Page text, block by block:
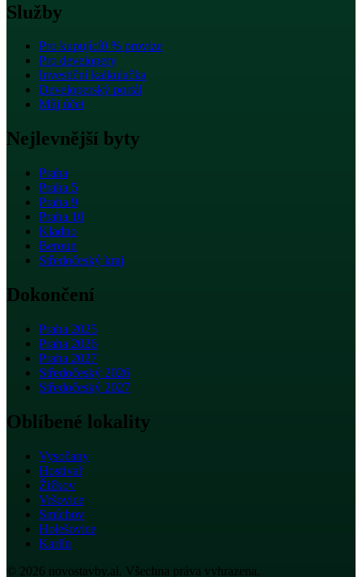
Služby
Pro kupující0 % provize
Pro developery
Investiční kalkulačka
Developerský portál
Můj účet
Nejlevnější byty
Praha
Praha 5
Praha 9
Praha 10
Kladno
Beroun
Středočeský kraj
Dokončení
Praha 2025
Praha 2026
Praha 2027
Středočeský 2026
Středočeský 2027
Oblíbené lokality
Vysočany
Hostivař
Žižkov
Vršovice
Smíchov
Holešovice
Karlín
© 2026 novostavby.ai. Všechna práva vyhrazena.